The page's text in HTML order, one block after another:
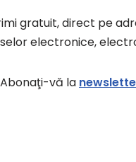
gratuit, direct pe
electronice,
Abonaţi-vă la